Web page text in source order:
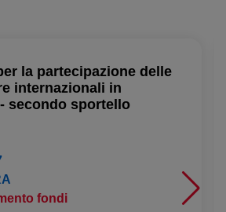
la partecipazione delle
internazionali in
secondo sportello
fondi